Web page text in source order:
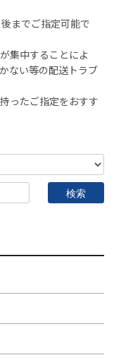
までご指定可能で
集中することによ
ない等の配送トラブ
ったご指定をおすす